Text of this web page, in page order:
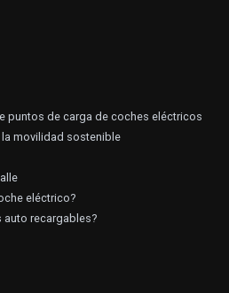
puntos de carga de coches eléctricos
movilidad sostenible
eléctrico?
auto recargables?